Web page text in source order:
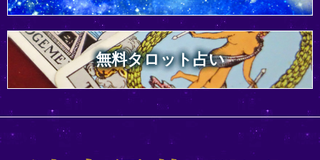
無料タロット占い